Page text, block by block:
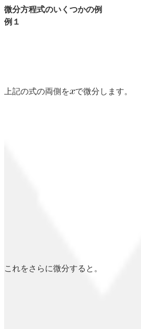
微分方程式のいくつかの例
例１
上記の式の両側を で微分します。
これをさらに微分すると。